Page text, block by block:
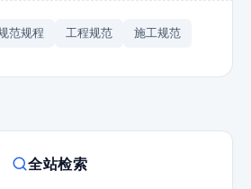
范规程 工程规范 施工规范
全站检索